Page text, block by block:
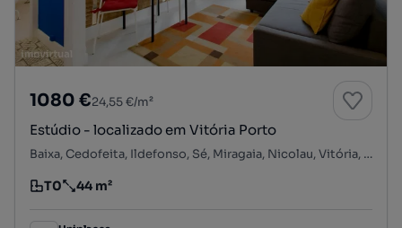
1080 €24,55 €/m²
Estúdio - localizado em Vitória Porto
Baixa, Cedofeita, Ildefonso, Sé, Miragaia, Nicolau, Vitória, Porto, Porto
Tipologia
T0
Preço por metro quadrado
44 m²